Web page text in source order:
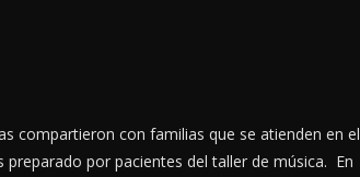
compartieron con familias que se atienden en el
por pacientes del taller de música. En